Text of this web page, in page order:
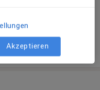
Erfahrungen
Akzeptieren